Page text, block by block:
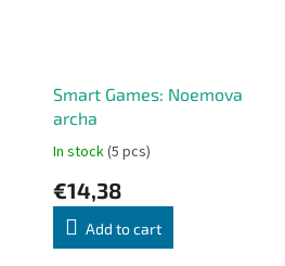
Smart Games: Noemova
archa
In stock(5 pcs)
€14,38
Add to cart